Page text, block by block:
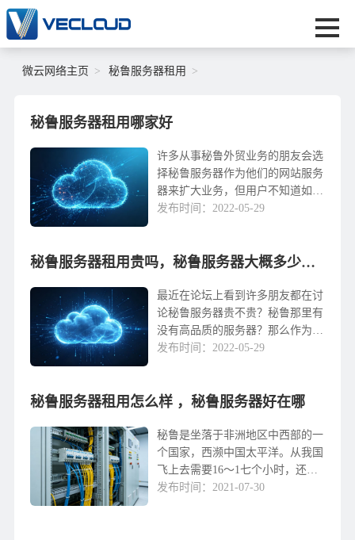
微云网络主页 秘鲁服务器租用
秘鲁服务器租用哪家好
许多从事秘鲁外贸业务的朋友会选
择秘鲁服务器作为他们的网站服务
器来扩大业务，但用户不知道如何
选择更合适的秘鲁服务器，那么哪
机房一定不能为用户提...
发布时间：2022-05-29
秘鲁服务器租用贵吗，秘鲁服务器大概多少钱一个月？
最近在论坛上看到许多朋友都在讨
论秘鲁服务器贵不贵？秘鲁那里有
没有高品质的服务器？那么作为一
家专业的IDC我给大家简单说一下
鲁...
发布时间：2022-05-29
秘鲁服务器租用怎么样 ，秘鲁服务器好在哪
秘鲁是坐落于非洲地区中西部的一
个国家，西濒中国太平洋。从我国
飞上去需要16～1七个小时，还需
要转折。尽管只有3000来万的人
发布时间：2021-07-30